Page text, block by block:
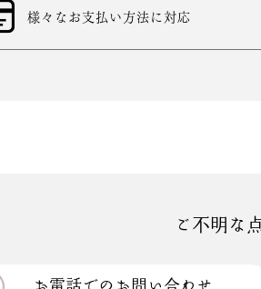
様々なお支払い方法に対応
ご不明な